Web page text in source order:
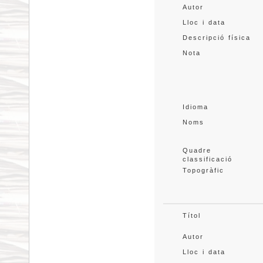
Autor
Lloc i data
Descripció física
Nota
Idioma
Noms
Quadre
classificació
Topogràfic
Títol
Autor
Lloc i data